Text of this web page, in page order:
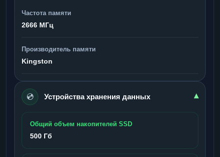
Частота памяти
2666 МГц
Производитель памяти
Kingston
💿 Устройства хранения данных ▾
Общий объем накопителей SSD
500 Гб